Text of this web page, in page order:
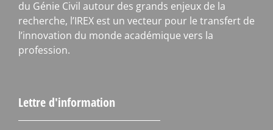
du Génie Civil autour des grands enjeux de la
recherche, l’IREX est un vecteur pour le transfert de
l’innovation du monde académique vers la
profession.
Lettre d'information